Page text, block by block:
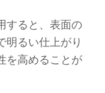
すると、表面の
明るい仕上がり
を高めることが